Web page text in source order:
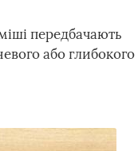
передбачають
або глибокого